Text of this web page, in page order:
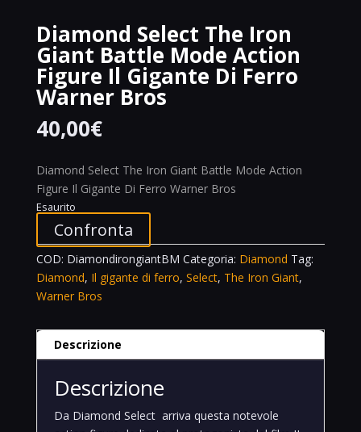
Diamond Select The Iron
Giant Battle Mode Action
Figure Il Gigante Di Ferro
Warner Bros
40,00€
Diamond Select The Iron Giant Battle Mode Action
Figure Il Gigante Di Ferro Warner Bros
Esaurito
Confronta
COD: DiamondirongiantBM Categoria: Diamond Tag:
Diamond, Il gigante di ferro, Select, The Iron Giant,
Warner Bros
Descrizione
Descrizione
Da Diamond Select arriva questa notevole